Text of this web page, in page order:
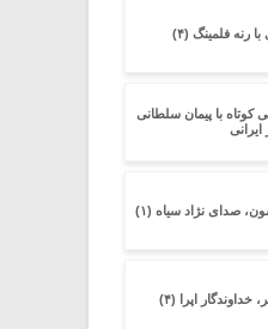
رنه فلمینگ (۴)
کوتاه با پیمان سلطانی
ایرانی
صدای نژاد سیاه (۱)
خداوندگار اپرا (۴)